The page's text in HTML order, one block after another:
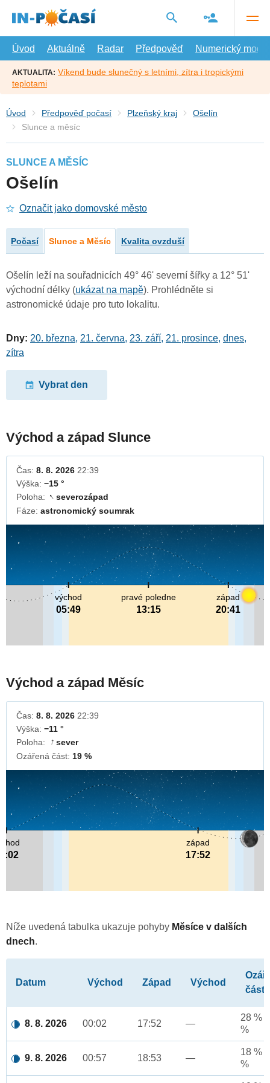
hlavní
Úvod
Aktuálně Radar Předpověď Numerický model
AKTUALITA: Víkend bude slunečný s letními, zítra i tropickými
teplotami
Úvod Předpověď počasí Plzeňský kraj
Ošelín
Slunce a měsíc
SLUNCE A MĚSÍC
Ošelín
Označit jako domovské město
Počasí Slunce a Měsíc Kvalita ovzduší
Ošelín leží na souřadnicích 49° 46' severní šířky a 12° 51'
východní délky (ukázat na mapě). Prohlédněte si
astronomické údaje pro tuto lokalitu.
Dny: 20. března, 21. června, 23. září, 21. prosince, dnes,
zítra
Vybrat den
Východ a západ Slunce
Čas: 8. 8. 2026 22:39
Výška: −15 °
Poloha: ↓severozápad
Fáze: astronomický soumrak
pravé poledne
13:15
východ
05:49
západ
20:41
Východ a západ Měsíc
Čas: 8. 8. 2026 22:39
Výška: −11 °
Poloha:
↓ sever
Ozářená část: 19 %
západ
17:52
Níže uvedená tabulka ukazuje pohyby Měsíce v dalších
dnech.
Datum Východ Západ Východ
část
8. 8. 2026 00:02 17:52 —
28 %
%
9. 8. 2026 00:57 18:53 —
18 %
%